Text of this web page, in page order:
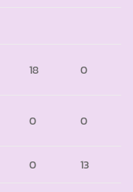
18 0
0 0
0 13